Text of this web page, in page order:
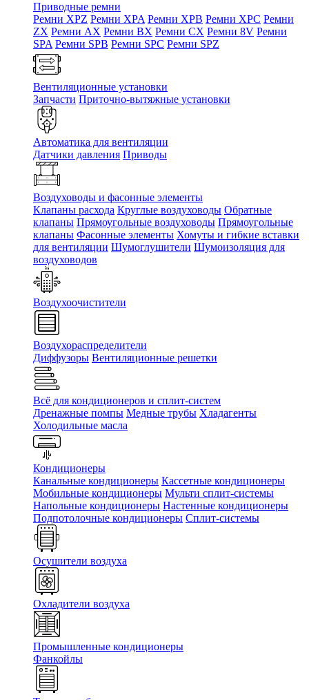
Приводные ремни
Ремни XPZ Ремни XPA Ремни XPB Ремни XPC Ремни
ZX Ремни AX Ремни BX Ремни CX Ремни 8V Ремни
SPA Ремни SPB Ремни SPC Ремни SPZ
Вентиляционные установки
Запчасти Приточно-вытяжные установки
Автоматика для вентиляции
Датчики давления Приводы
Воздуховоды и фасонные элементы
Клапаны расхода Круглые воздуховоды Обратные
клапаны Прямоугольные воздуховоды Прямоугольные
клапаны Фасонные элементы Хомуты и гибкие вставки
для вентиляции Шумоглушители Шумоизоляция для
воздуховодов
Воздухоочистители
Воздухораспределители
Диффузоры Вентиляционные решетки
Всё для кондиционеров и сплит-систем
Дренажные помпы Медные трубы Хладагенты
Холодильные масла
Кондиционеры
Канальные кондиционеры Кассетные кондиционеры
Мобильные кондиционеры Мульти сплит-системы
Напольные кондиционеры Настенные кондиционеры
Подпотолочные кондиционеры Сплит-системы
Осушители воздуха
Охладители воздуха
Промышленные кондиционеры
Фанкойлы